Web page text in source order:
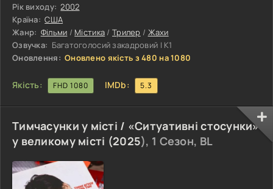
безтурботно продовжує пошуки міста примари. Що ж, на
них чекає найжахливіша і найкошмарніша, а можливо, і
найостанніша екскурсія в їхньому житті!
Рік виходу: 2002
Країна: США
Жанр: Фільми / Містика /Трилер / Жахи
Озвучка: Багатоголосий закадровий | К1
Оновлення: Оновлено якість з 480 на 1080
Якість: FHD 1080 IMDb: 5.3
Тимчасунки у місті / «Ситуативні стосунки»
у великому місті (2025), 1 Сезон, BL